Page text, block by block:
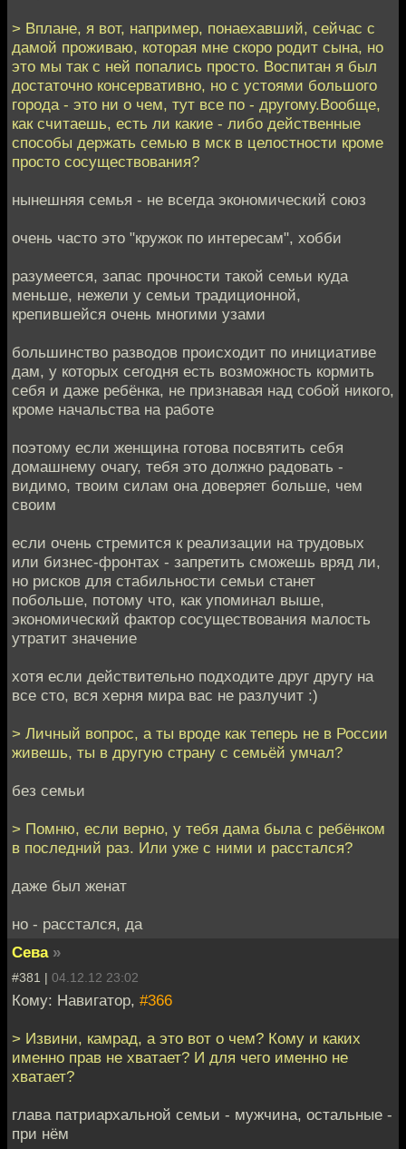
> Вплане, я вот, например, понаехавший, сейчас с
дамой проживаю, которая мне скоро родит сына, но
это мы так с ней попались просто. Воспитан я был
достаточно консервативно, но с устоями большого
города - это ни о чем, тут все по - другому.Вообще,
как считаешь, есть ли какие - либо действенные
способы держать семью в мск в целостности кроме
просто сосуществования?
нынешняя семья - не всегда экономический союз
очень часто это "кружок по интересам", хобби
разумеется, запас прочности такой семьи куда
меньше, нежели у семьи традиционной,
крепившейся очень многими узами
большинство разводов происходит по инициативе
дам, у которых сегодня есть возможность кормить
себя и даже ребёнка, не признавая над собой никого,
кроме начальства на работе
поэтому если женщина готова посвятить себя
домашнему очагу, тебя это должно радовать -
видимо, твоим силам она доверяет больше, чем
своим
если очень стремится к реализации на трудовых
или бизнес-фронтах - запретить сможешь вряд ли,
но рисков для стабильности семьи станет
побольше, потому что, как упоминал выше,
экономический фактор сосуществования малость
утратит значение
хотя если действительно подходите друг другу на
все сто, вся херня мира вас не разлучит :)
> Личный вопрос, а ты вроде как теперь не в России
живешь, ты в другую страну с семьёй умчал?
без семьи
> Помню, если верно, у тебя дама была с ребёнком
в последний раз. Или уже с ними и расстался?
даже был женат
но - расстался, да
Сева »
#381 | 04.12.12 23:02
Кому: Навигатор, #366
> Извини, камрад, а это вот о чем? Кому и каких
именно прав не хватает? И для чего именно не
хватает?
глава патриархальной семьи - мужчина, остальные -
при нём